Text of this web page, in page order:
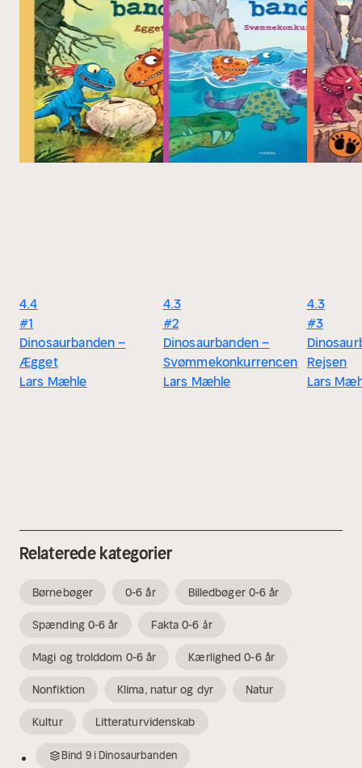
4.4
#1
Dinosaurbanden –
Ægget
Lars Mæhle
4.3
#2
Dinosaurbanden –
Svømmekonkurrencen
Lars Mæhle
4.3
#3
Rejsen
Lars
Relaterede kategorier
Børnebøger 0-6 år Billedbøger 0-6 år
Spænding 0-6 år Fakta 0-6 år
Magi og trolddom 0-6 år Kærlighed 0-6 år
Nonfiktion Klima, natur og dyr Natur
Kultur Litteraturvidenskab
Bind 9iDinosaurbanden